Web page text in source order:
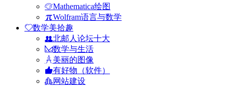
Mathematica绘图
Wolfram语言与数学
数学美拾趣
北邮人论坛十大
数学与生活
美丽的图像
有好物（软件）
网站建设